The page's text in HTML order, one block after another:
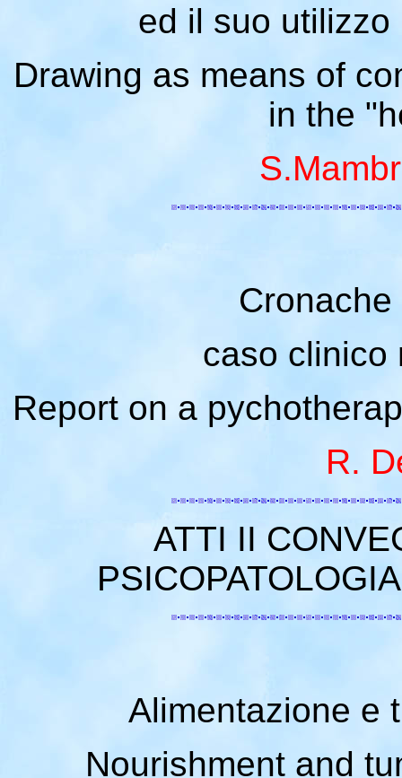
ed il suo
Drawing as means of
in the
caso clinico
Report on a
R.
ATTI II
Alimentazione e
Nourishment and